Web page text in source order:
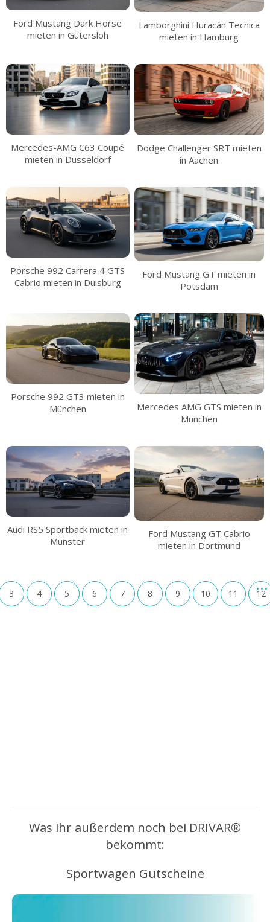
Ford Mustang Dark Horse
mieten in Gütersloh
Lamborghini Huracán Tecnica
mieten in Hamburg
Mercedes-AMG C63 Coupé
mieten in Düsseldorf
Dodge Challenger SRT mieten
in Aachen
Porsche 992 Carrera 4 GTS
Cabrio mieten in Duisburg
Ford Mustang GT mieten in
Potsdam
Porsche 992 GT3 mieten in
München
Mercedes AMG GTS mieten in
München
Audi RS5 Sportback mieten in
Münster
Ford Mustang GT Cabrio
mieten in Dortmund
3 4 5 6 7 8 9 10 11 12
Was ihr außerdem noch bei DRIVAR®
bekommt:
Sportwagen Gutscheine